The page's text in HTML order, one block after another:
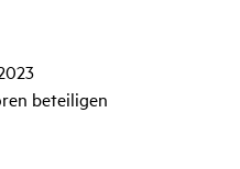
beteiligen